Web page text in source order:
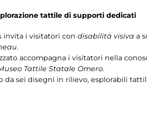
tattile di supporti dedicati
invita i visitatori con disabilità visiva a
.
accompagna i visitatori nella
Tattile Statale Omero.
da sei disegni in rilievo, esplorabili